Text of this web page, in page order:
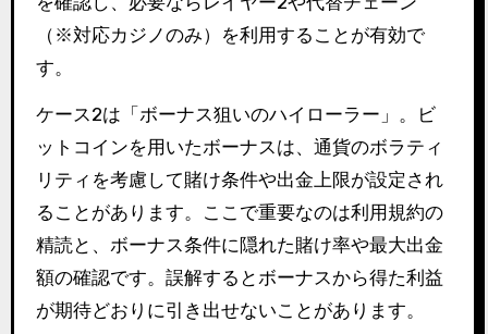
（※対応カジノのみ）を利用することが有効で
す。
ケース2は「ボーナス狙いのハイローラー」。ビ
ットコインを用いたボーナスは、通貨のボラティ
リティを考慮して賭け条件や出金上限が設定され
ることがあります。ここで重要なのは利用規約の
精読と、ボーナス条件に隠れた賭け率や最大出金
額の確認です。誤解するとボーナスから得た利益
が期待どおりに引き出せないことがあります。